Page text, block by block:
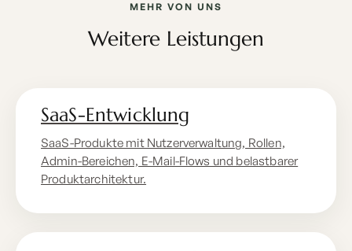
MEHR VON UNS
Weitere Leistungen
SaaS-Entwicklung
SaaS-Produkte mit Nutzerverwaltung, Rollen,
Admin-Bereichen, E-Mail-Flows und belastbarer
Produktarchitektur.